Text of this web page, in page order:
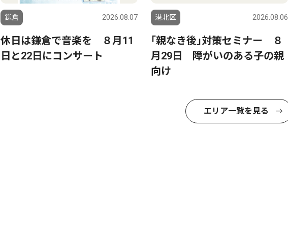
鎌倉 2026.08.07
休日は鎌倉で音楽を ８月11
日と22日にコンサート
港北区 2026.08.06
｢親なき後｣対策セミナー ８
月29日 障がいのある子の親
向け
エリア一覧を見る